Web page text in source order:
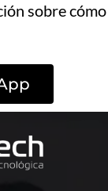
sobre cómo